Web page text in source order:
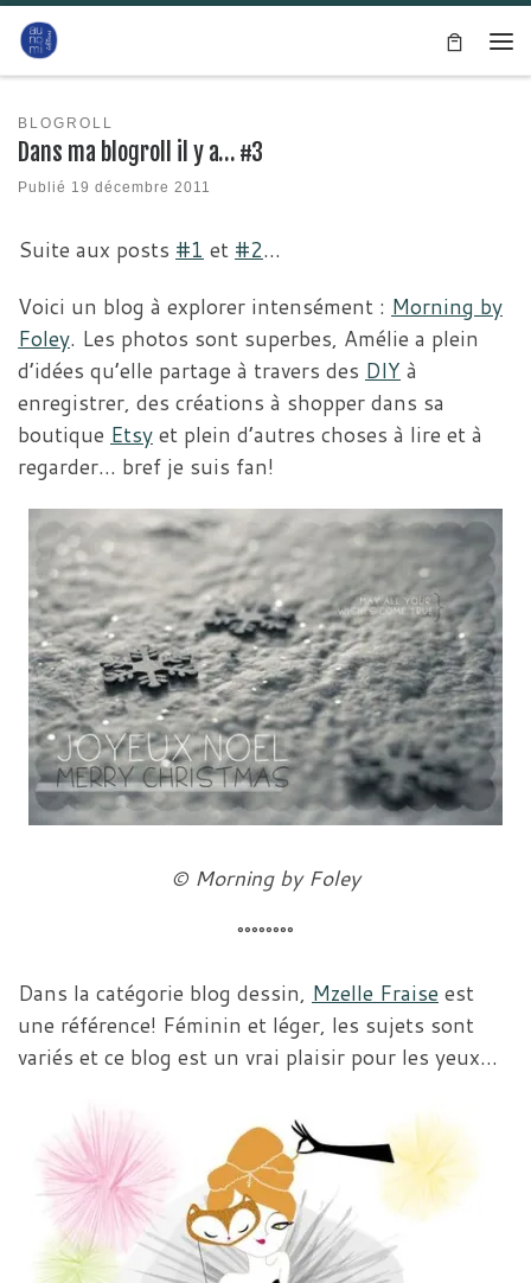
Passer au contenu
BLOGROLL
Dans ma blogroll il y a… #3
Publié 19 décembre 2011
Suite aux posts #1 et #2…
Voici un blog à explorer intensément : Morning by
Foley. Les photos sont superbes, Amélie a plein
d’idées qu’elle partage à travers des DIY à
enregistrer, des créations à shopper dans sa
boutique Etsy et plein d’autres choses à lire et à
regarder… bref je suis fan!
© Morning by Foley
°°°°°°°°
Dans la catégorie blog dessin, Mzelle Fraise est
une référence! Féminin et léger, les sujets sont
variés et ce blog est un vrai plaisir pour les yeux…